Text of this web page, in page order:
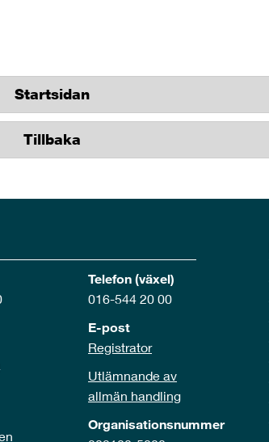
Startsidan
Tillbaka
Telefon (växel)
016-544 20 00
E-post
Registrator
Utlämnande av
allmän handling
Organisationsnummer